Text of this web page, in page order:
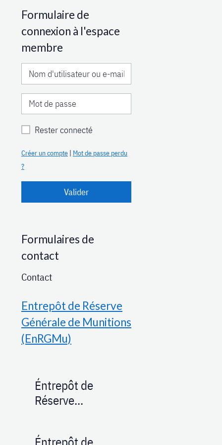
Formulaire de
connexion à l'espace
membre
Rester connecté
Créer un compte | Mot de passe perdu
?
Valider
Formulaires de
contact
Contact
Entrepôt de Réserve
Générale de Munitions
(EnRGMu)
Éntrepôt de
Réserve
Éntrepôt de